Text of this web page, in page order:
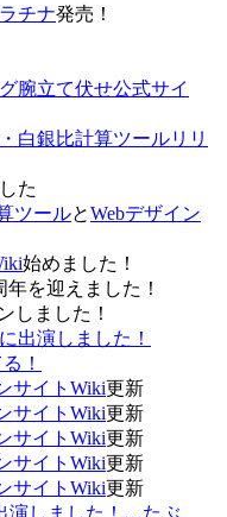
チナ発売！
腕立て伏せ公式サイ
白銀比計算ツールリリ
た
ツールとWebデザイン
始めました！
年を迎えました！
しました！
出演しました！
！
サイトWiki更新
サイトWiki更新
サイトWiki更新
サイトWiki更新
サイトWiki更新
演しました！…たぶ